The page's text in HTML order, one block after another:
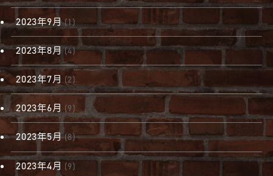
2023年9月(1)
2023年8月(4)
2023年7月 (2)
2023年6月 (9)
2023年5月(8)
2023年4月 (9)